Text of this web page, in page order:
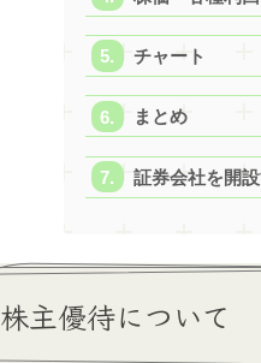
チャート
まとめ
証券会社を開
株主優待について